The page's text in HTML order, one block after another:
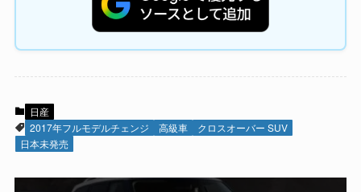
日産
2017年フルモデルチェンジ
高級車
クロスオーバー SUV
日本未発売